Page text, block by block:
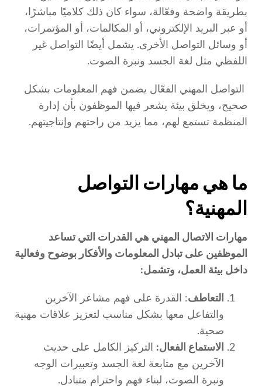
بطريقة واضحة وفعّالة، سواء كان ذلك كلاميًا مباشرًا،
أو عبر البريد الإلكتروني، أو المكالمات، أو المؤتمرات،
أو وسائل التواصل الأخرى. يشمل أيضًا التواصل غير
اللفظي مثل لغة الجسد ونبرة الصوت.
التواصل المهني الفعّال يضمن فهم المعلومات بشكل
صحيح، ويخلق بيئة يشعر فيها الموظفون بأن إدارة
المنظمة تستمع لهم، مما يزيد من راحتهم وإنتاجيتهم.
ما هي مهارات التواصل
المهنية؟
مهارات الاتصال المهني هي القدرات التي تساعد
الموظفين على تبادل المعلومات والأفكار بوضوح وفعالية
داخل بيئة العمل، وتشمل:
التعاطف: القدرة على فهم مشاعر الآخرين
والتفاعل معها بشكل مناسب لتعزيز علاقات مهنية
صحية.
الاستماع الفعال: التركيز الكامل على حديث
الآخرين مع متابعة لغة الجسد وتعبيرات الوجه
ونبرة الصوت، لبناء فهم واحترام متبادل.